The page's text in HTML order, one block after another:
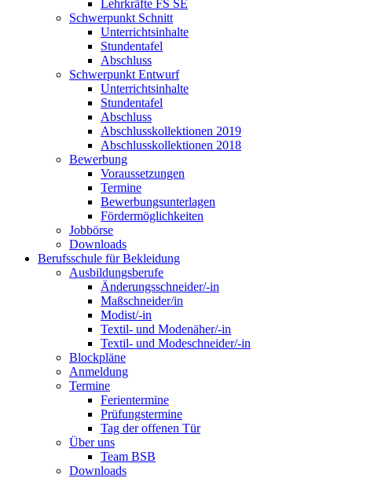
Lehrkräfte FS SE
Schwerpunkt Schnitt
Unterrichtsinhalte
Stundentafel
Abschluss
Schwerpunkt Entwurf
Unterrichtsinhalte
Stundentafel
Abschluss
Abschlusskollektionen 2019
Abschlusskollektionen 2018
Bewerbung
Voraussetzungen
Termine
Bewerbungsunterlagen
Fördermöglichkeiten
Jobbörse
Downloads
Berufsschule für Bekleidung
Ausbildungsberufe
Änderungsschneider/-in
Maßschneider/in
Modist/-in
Textil- und Modenäher/-in
Textil- und Modeschneider/-in
Blockpläne
Anmeldung
Termine
Ferientermine
Prüfungstermine
Tag der offenen Tür
Über uns
Team BSB
Downloads